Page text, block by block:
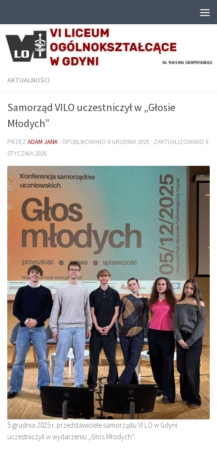
AKTUALNOŚCI
Samorząd VILO uczestniczył w „Głosie
Młodych”
PRZEZ ADAM JANK · OPUBLIKOWANO 6 GRUDNIA 2025 · ZAKTUALIZOWANO 6
STYCZNIA 2026
5 grudnia 2025 r. przedstawiciele samorządu VI LO w Gdyni
uczestniczyli w wydarzeniu „Głos Młodych”.